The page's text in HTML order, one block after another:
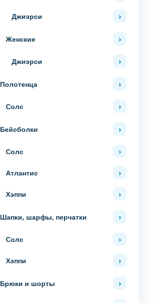
Джиэрси
Женские
Джиэрси
Полотенца
Солс
Бейсболки
Солс
Атлантис
Хэппи
Шапки, шарфы, перчатки
Солс
Хэппи
Брюки и шорты